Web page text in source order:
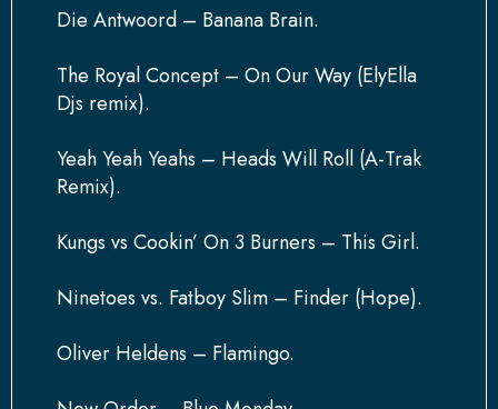
Die Antwoord – Banana Brain.
The Royal Concept – On Our Way (ElyElla
Djs remix).
Yeah Yeah Yeahs – Heads Will Roll (A-Trak
Remix).
Kungs vs Cookin’ On 3 Burners – This Girl.
Ninetoes vs. Fatboy Slim – Finder (Hope).
Oliver Heldens – Flamingo.